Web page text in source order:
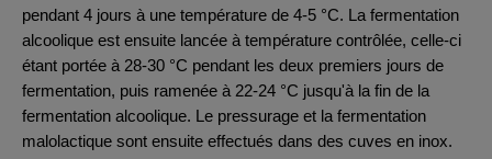
pendant 4 jours à une température de 4-5 °C. La fermentation
alcoolique est ensuite lancée à température contrôlée, celle-ci
étant portée à 28-30 °C pendant les deux premiers jours de
fermentation, puis ramenée à 22-24 °C jusqu'à la fin de la
fermentation alcoolique. Le pressurage et la fermentation
malolactique sont ensuite effectués dans des cuves en inox.